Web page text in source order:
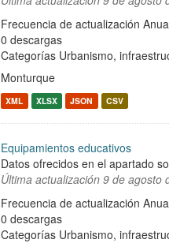
Frecuencia de actualización
0 descargas
Categorías Urbanismo,
Monturque
XML XLSX JSON CSV
Equipamientos educativos
Datos ofrecidos en el apartado
Última actualización 9 de agosto
Frecuencia de actualización
0 descargas
Categorías Urbanismo,